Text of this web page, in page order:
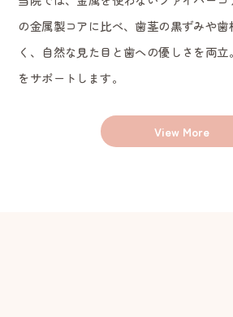
の金属製コアに比べ、歯茎の黒ずみや
く、自然な見た目と歯への優しさを両
をサポートします。
View More